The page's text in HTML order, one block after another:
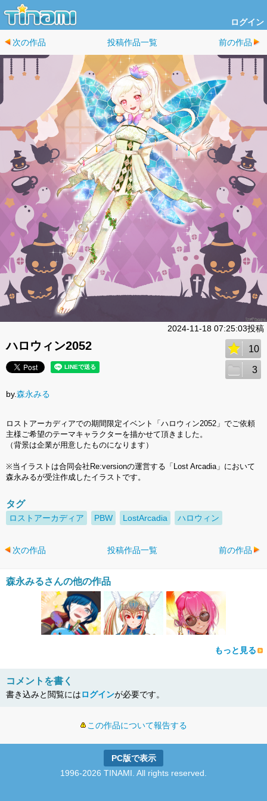
ログイン
次の作品 投稿作品一覧 前の作品
2024-11-18 07:25:03投稿
ハロウィン2052 10
3
by.森永みる
ロストアーカディアでの期間限定イベント「ハロウィン2052」でご依頼
主様ご希望のテーマキャラクターを描かせて頂きました。
（背景は企業が用意したものになります）
※当イラストは合同会社Re:versionの運営する「Lost Arcadia」において
森永みるが受注作成したイラストです。
タグ
ロストアーカディア PBW LostArcadia ハロウィン
次の作品 投稿作品一覧 前の作品
森永みるさんの他の作品
もっと見る
コメントを書く
書き込みと閲覧にはログインが必要です。
この作品について報告する
PC版で表示
1996-2026 TINAMI. All rights reserved.